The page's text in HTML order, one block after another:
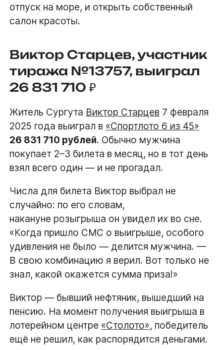
отпуск на море, и открыть собственный
салон красоты.
Виктор Старцев, участник
тиража №13757, выиграл
26 831 710 ₽
Житель Сургута Виктор Старцев 7 февраля
2025 года выиграл в «Спортлото 6 из 45»
26 831 710 рублей. Обычно мужчина
покупает 2–3 билета в месяц, но в тот день
взял всего один — и не прогадал.
Числа для билета Виктор выбрал не
случайно: по его словам,
накануне розыгрыша он увидел их во сне.
«Когда пришло СМС о выигрыше, особого
удивления не было — делится мужчина. —
В свою комбинацию я верил. Вот только не
знал, какой окажется сумма приза!»
Виктор — бывший нефтяник, вышедший на
пенсию. На момент получения выигрыша в
лотерейном центре «Столото», победитель
ещё не решил, как распорядится деньгами.